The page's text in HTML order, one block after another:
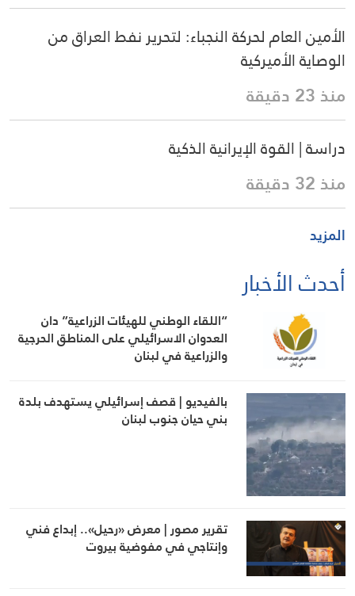
الأمين العام لحركة النجباء: لتحرير نفط العراق من
الوصاية الأميركية
منذ 23 دقيقة
دراسة | القوة الإيرانية الذكية
منذ 32 دقيقة
المزيد
أحدث الأخبار
“اللقاء الوطني للهيئات الزراعية” دان
العدوان الاسرائيلي على المناطق الحرجية
والزراعية في لبنان
بالفيديو | قصف إسرائيلي يستهدف بلدة
بني حيان جنوب لبنان
تقرير مصور | معرض «رحيل».. إبداع فني
وإنتاجي في مفوضية بيروت